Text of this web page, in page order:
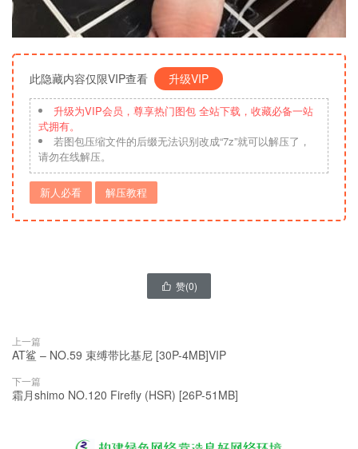
此隐藏内容仅限VIP查看 升级VIP
升级为VIP会员，尊享热门图包 全站下载，收藏必备一站
式拥有。
若图包压缩文件的后缀无法识别改成“7z”就可以解压了，
请勿在线解压。
新人必看 解压教程
 赞(0)
上一篇
AT鲨 – NO.59 束缚带比基尼 [30P-4MB]VIP
下一篇
霜月shimo NO.120 Firefly (HSR) [26P-51MB]